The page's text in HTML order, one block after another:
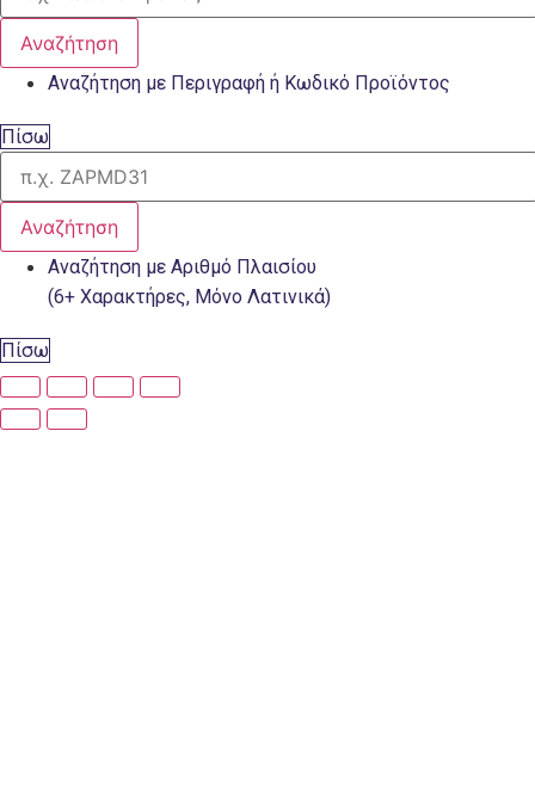
Αναζήτηση
Αναζήτηση με Περιγραφή ή Κωδικό Προϊόντος
Πίσω
Αναζήτηση
Αναζήτηση με Αριθμό Πλαισίου
(6+ Χαρακτήρες, Μόνο Λατινικά)
Πίσω